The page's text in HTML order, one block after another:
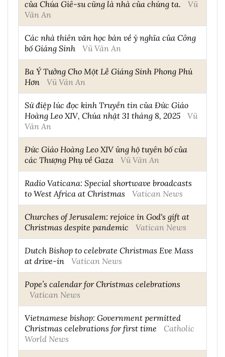
của Chúa Giê-su cũng là nhà của chúng ta.
Vũ
Văn An
Các nhà thiên văn học bàn về ý nghĩa của Công
bố Giáng Sinh
Vũ Văn An
Ba Ý Tưởng Cho Một Lễ Giáng Sinh Phong Phú
Hơn
Vũ Văn An
Sứ điệp lúc đọc kinh Truyền tin của Đức Giáo
Hoàng Leo XIV, Chúa nhật 31 tháng 8, 2025
Vũ
Văn An
Đức Giáo Hoàng Leo XIV ủng hộ tuyên bố của
các Thượng Phụ về Gaza
Vũ Văn An
Radio Vaticana: Special shortwave broadcasts
to West Africa at Christmas
Vatican News
Churches of Jerusalem: rejoice in God's gift at
Christmas despite pandemic
Vatican News
Dutch Bishop to celebrate Christmas Eve Mass
at drive-in
Vatican News
Pope’s calendar for Christmas celebrations
Vatican News
Vietnamese bishop: Government permitted
Christmas celebrations for first time
Catholic
World News